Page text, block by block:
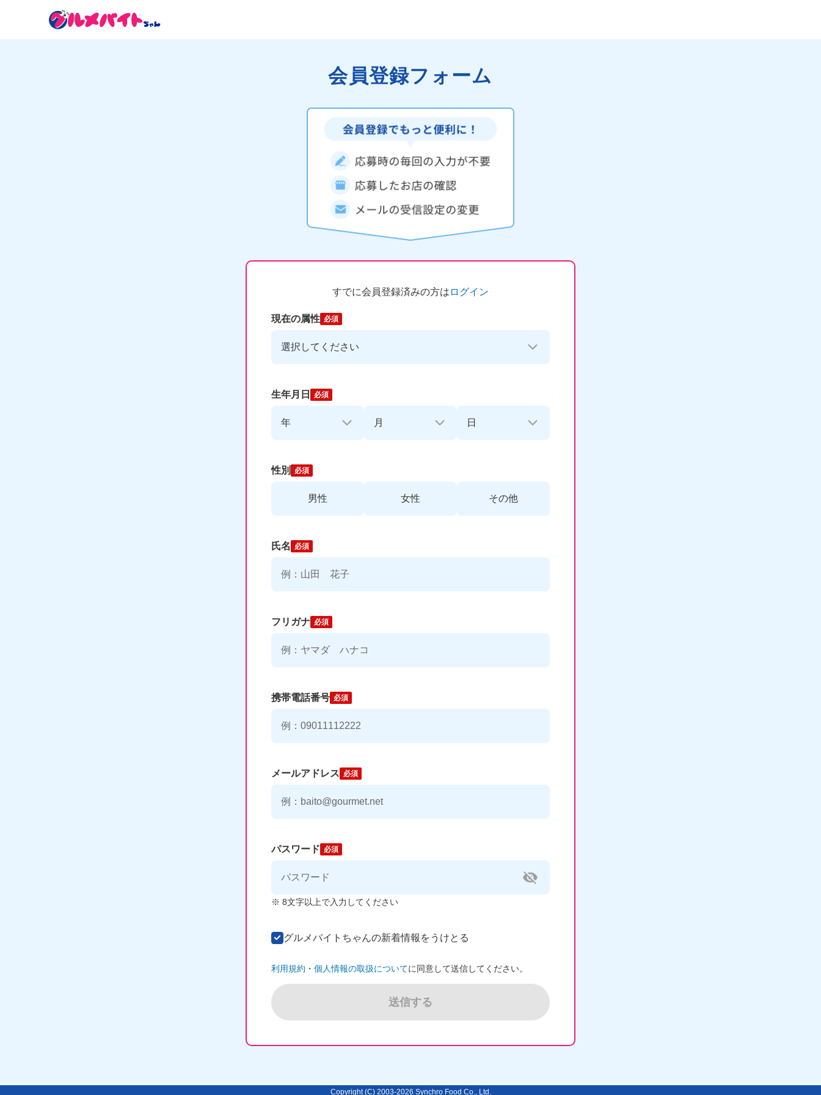
会員登録フォーム
すでに会員登録済みの方は ログイン
現在の属性 必須
生年月日 必須
性別 必須
男性 女性 その他
氏名 必須
フリガナ 必須
携帯電話番号 必須
メールアドレス 必須
パスワード 必須
※ 8文字以上で入力してください
グルメバイトちゃんの新着情報をうけとる
利用規約 ・ 個人情報の取扱についてに同意して送信してください。
Copyright (C) 2003-2026 Synchro Food Co., Ltd.